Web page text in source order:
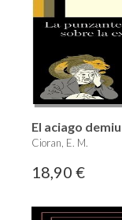
El aciago
Cioran, E. M.
18,90 €